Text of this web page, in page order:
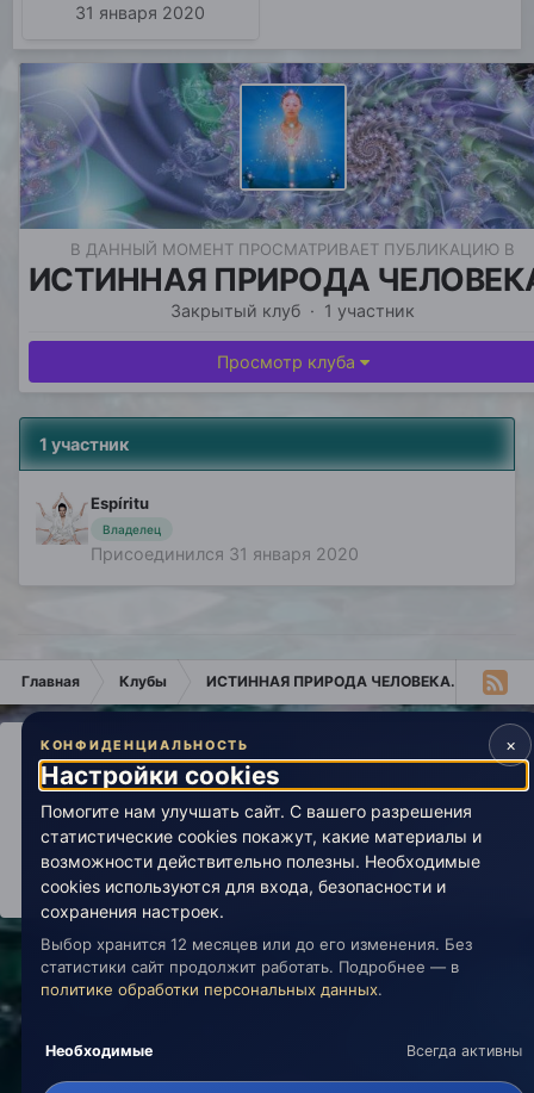
31 января 2020
В ДАННЫЙ МОМЕНТ ПРОСМАТРИВАЕТ ПУБЛИКАЦИЮ В
ИСТИННАЯ ПРИРОДА
Закрытый клуб · 1 участник
Просмотр клуба
1 участник
Espíritu
Владелец
Присоединился 31 января 2020
Главная Клубы ИСТИННАЯ ПРИРОДА ЧЕЛОВЕКА.
IPS ThemebyIPSFocus
Политика конфиденциальности
Обратная связь
Настройки cookies
copyright © 2026 Живая Эзотерика
Powered by Invision Community
×
КОНФИДЕНЦИАЛЬНОСТЬ
Настройки cookies
Помогите нам улучшать сайт. С вашего разрешения
статистические cookies покажут, какие материалы и
возможности действительно полезны. Необходимые
cookies используются для входа, безопасности и
сохранения настроек.
Выбор хранится 12 месяцев или до его изменения. Без
статистики сайт продолжит работать. Подробнее — в
политике обработки персональных данных.
Необходимые Всегда активны